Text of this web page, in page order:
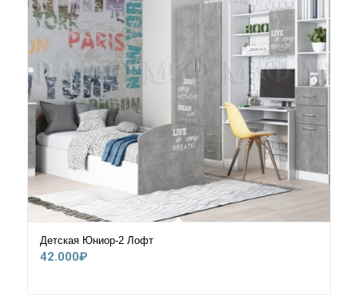
Детская Юниор-2 Лофт
42.000₽